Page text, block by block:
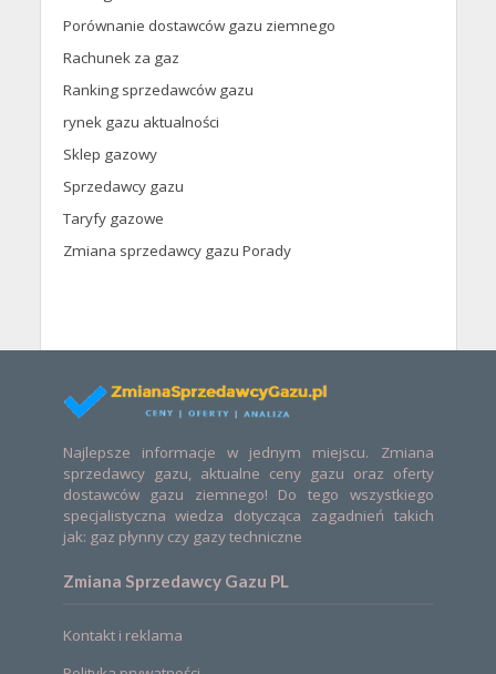
Porównanie dostawców gazu ziemnego
Rachunek za gaz
Ranking sprzedawców gazu
rynek gazu aktualności
Sklep gazowy
Sprzedawcy gazu
Taryfy gazowe
Zmiana sprzedawcy gazu Porady
Najlepsze informacje w jednym miejscu. Zmiana
sprzedawcy gazu, aktualne ceny gazu oraz oferty
dostawców gazu ziemnego! Do tego wszystkiego
specjalistyczna wiedza dotycząca zagadnień takich
jak: gaz płynny czy gazy techniczne
Zmiana Sprzedawcy Gazu PL
Kontakt i reklama